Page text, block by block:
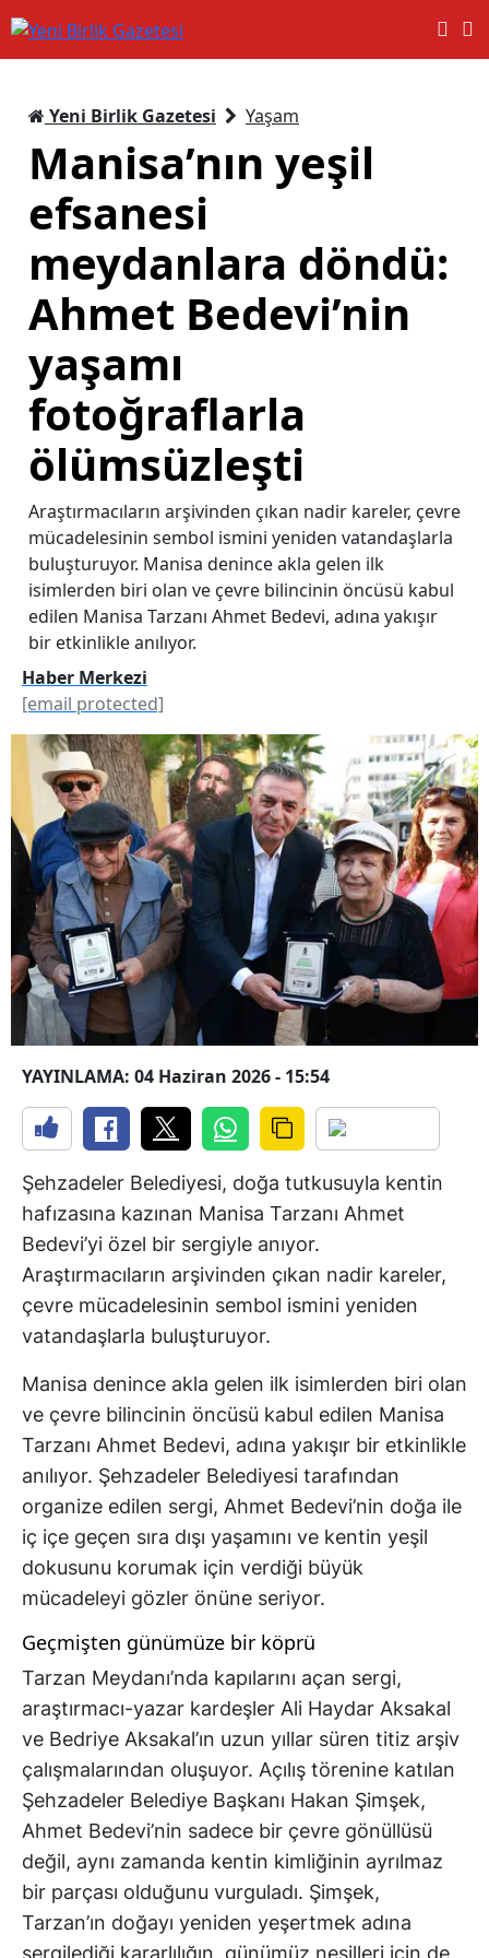
Yeni Birlik Gazetesi Yaşam
Manisa’nın yeşil
efsanesi
meydanlara döndü:
Ahmet Bedevi’nin
yaşamı
fotoğraflarla
ölümsüzleşti
Araştırmacıların arşivinden çıkan nadir kareler, çevre
mücadelesinin sembol ismini yeniden vatandaşlarla
buluşturuyor. Manisa denince akla gelen ilk
isimlerden biri olan ve çevre bilincinin öncüsü kabul
edilen Manisa Tarzanı Ahmet Bedevi, adına yakışır
bir etkinlikle anılıyor.
Haber Merkezi
[email protected]
YAYINLAMA: 04 Haziran 2026 - 15:54
Şehzadeler Belediyesi, doğa tutkusuyla kentin
hafızasına kazınan Manisa Tarzanı Ahmet
Bedevi’yi özel bir sergiyle anıyor.
Araştırmacıların arşivinden çıkan nadir kareler,
çevre mücadelesinin sembol ismini yeniden
vatandaşlarla buluşturuyor.
Manisa denince akla gelen ilk isimlerden biri olan
ve çevre bilincinin öncüsü kabul edilen Manisa
Tarzanı Ahmet Bedevi, adına yakışır bir etkinlikle
anılıyor. Şehzadeler Belediyesi tarafından
organize edilen sergi, Ahmet Bedevi’nin doğa ile
iç içe geçen sıra dışı yaşamını ve kentin yeşil
dokusunu korumak için verdiği büyük
mücadeleyi gözler önüne seriyor.
Geçmişten günümüze bir köprü
Tarzan Meydanı’nda kapılarını açan sergi,
araştırmacı-yazar kardeşler Ali Haydar Aksakal
ve Bedriye Aksakal’ın uzun yıllar süren titiz arşiv
çalışmalarından oluşuyor. Açılış törenine katılan
Şehzadeler Belediye Başkanı Hakan Şimşek,
Ahmet Bedevi’nin sadece bir çevre gönüllüsü
değil, aynı zamanda kentin kimliğinin ayrılmaz
bir parçası olduğunu vurguladı. Şimşek,
Tarzan’ın doğayı yeniden yeşertmek adına
sergilediği kararlılığın, günümüz nesilleri için de